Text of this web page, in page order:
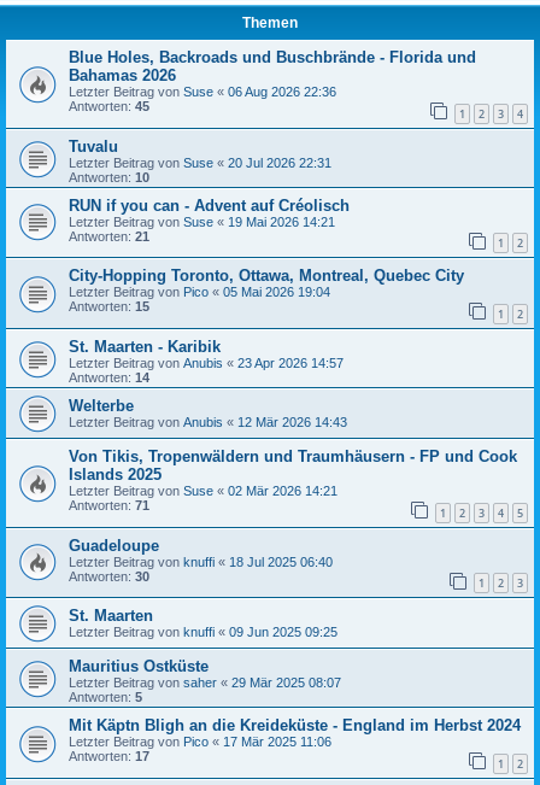
Themen
Blue Holes, Backroads und Buschbrände - Florida und
Bahamas 2026
Letzter Beitrag von Suse « 06 Aug 2026 22:36
Antworten: 45 1 2 3 4
Tuvalu
Letzter Beitrag von Suse « 20 Jul 2026 22:31
Antworten: 10
RUN if you can - Advent auf Créolisch
Letzter Beitrag von Suse « 19 Mai 2026 14:21
Antworten: 21 1 2
City-Hopping Toronto, Ottawa, Montreal, Quebec City
Letzter Beitrag von Pico « 05 Mai 2026 19:04
Antworten: 15 1 2
St. Maarten - Karibik
Letzter Beitrag von Anubis « 23 Apr 2026 14:57
Antworten: 14
Welterbe
Letzter Beitrag von Anubis « 12 Mär 2026 14:43
Von Tikis, Tropenwäldern und Traumhäusern - FP und Cook
Islands 2025
Letzter Beitrag von Suse « 02 Mär 2026 14:21
Antworten: 71 1 2 3 4 5
Guadeloupe
Letzter Beitrag von knuffi « 18 Jul 2025 06:40
Antworten: 30 1 2 3
St. Maarten
Letzter Beitrag von knuffi « 09 Jun 2025 09:25
Mauritius Ostküste
Letzter Beitrag von saher « 29 Mär 2025 08:07
Antworten: 5
Mit Käptn Bligh an die Kreideküste - England im Herbst 2024
Letzter Beitrag von Pico « 17 Mär 2025 11:06
Antworten: 17 1 2